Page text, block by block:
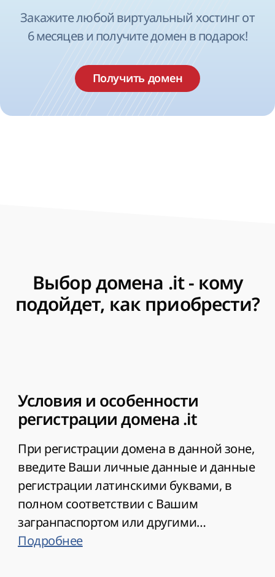
Закажите любой виртуальный хостинг от
6 месяцев и получите домен в подарок!
Получить домен
Выбор домена .it - кому
подойдет, как приобрести?
Условия и особенности
регистрации домена .it
При регистрации домена в данной зоне,
введите Ваши личные данные и данные
регистрации латинскими буквами, в
полном соответствии с Вашим
загранпаспортом или другими
официальными документами. Иначе
Подробнее